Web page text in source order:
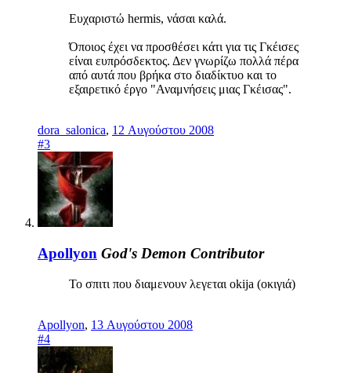
Ευχαριστώ hermis, νάσαι καλά.
Όποιος έχει να προσθέσει κάτι για τις Γκέισες
είναι ευπρόσδεκτος. Δεν γνωρίζω πολλά πέρα
από αυτά που βρήκα στο διαδίκτυο και το
εξαιρετικό έργο "Αναμνήσεις μιας Γκέισας".
dora_salonica, 12 Αυγούστου 2008
#3
Apollyon God's Demon Contributor
Το σπιτι που διαμενουν λεγεται okija (οκιγιά)
Apollyon, 13 Αυγούστου 2008
#4